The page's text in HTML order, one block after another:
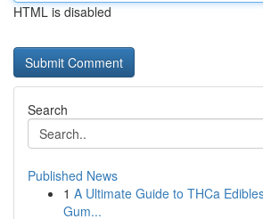
HTML is disabled
Search
Published News
1 A Ultimate Guide to THCa
Gum...